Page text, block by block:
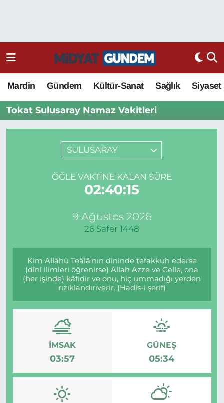
Mardin Gündem Kültür-Sanat Sağlık Siyaset
Tokat Sulusaray Namaz Vakitleri
SULUSARAY
ÖĞLE VAKTINE KALAN SÜRE
02:40:15
9 Ağustos 2026
26 Safer 1448
Kim Allâhü Teâlâ'nın dininde tefakkuh ederse
(dînî ilimleri öğrenirse) Allah Azze ve Celle, ona
(her işinde) kâfidir ve onu, hiç ummadığı yerden
rızıklandırıverir. (Hadis-i şerif)
İMSAK
03:57
GÜNEŞ
05:34